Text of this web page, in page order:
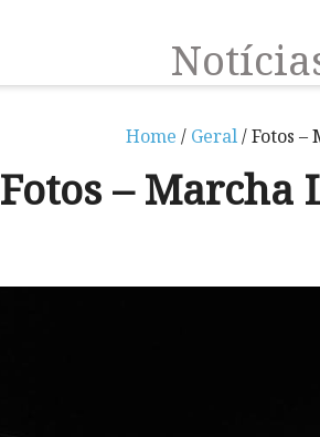
Home / Geral/ Fotos –
Fotos – Marcha